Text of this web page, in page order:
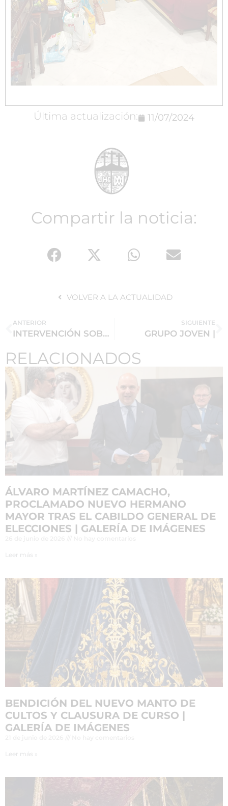
Última actualización: 11/07/2024
Compartir la noticia:
VOLVER A LA ACTUALIDAD
ANTERIOR
INTERVENCIÓN SOBRE EL TECHO DE PALIO, BAMBALINAS Y MANTO DE SALIDA DE NUESTRA SEÑORA DE LA PRESENTACIÓN |
SIGUIENTE
GRUPO JOVEN |
RELACIONADOS
ÁLVARO MARTÍNEZ CAMACHO,
PROCLAMADO NUEVO HERMANO
MAYOR TRAS EL CABILDO GENERAL DE
ELECCIONES | GALERÍA DE IMÁGENES
Leer más »
BENDICIÓN DEL NUEVO MANTO DE
CULTOS Y CLAUSURA DE CURSO |
GALERÍA DE IMÁGENES
Leer más »